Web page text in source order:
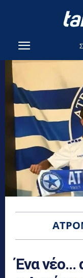
Ένα νέο…